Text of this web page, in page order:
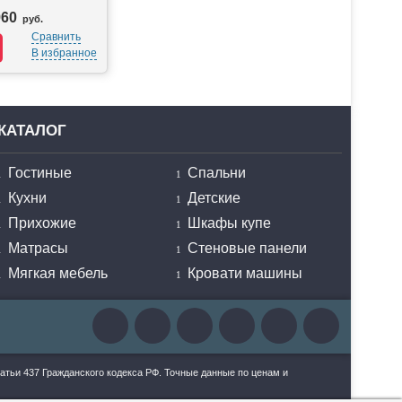
руб.
Сравнить
В избранное
Гостиные
Спальни
Кухни
Детские
Прихожие
Шкафы купе
Матрасы
Стеновые панели
Мягкая мебель
Кровати машины
437 Гражданского кодекса РФ. Точные данные по ценам и